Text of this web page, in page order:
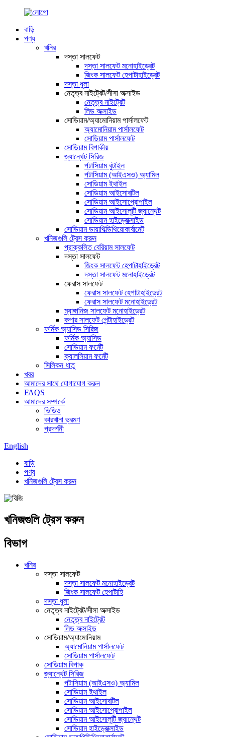
বাড়ি
পণ্য
খনির
দস্তা সালফেট
দস্তা সালফেট মনোহাইড্রেট
জিংক সালফেট হেপাটাহাইড্রেট
দস্তা ধুলা
নেতৃত্ব নাইট্রেট/সীসা অক্সাইড
নেতৃত্ব নাইট্রেট
লিড অক্সাইড
সোডিয়াম/অ্যামোনিয়াম পার্সালফেট
অ্যামোনিয়াম পার্সালফেট
সোডিয়াম পার্সালফেট
সোডিয়াম বিপাকীয়
জ্যান্থেট সিরিজ
পটাসিয়াম বুটাইল
পটাসিয়াম (আইএসও) অ্যামিল
সোডিয়াম ইথাইল
সোডিয়াম আইসোবটিল
সোডিয়াম আইসোপ্রোপাইল
সোডিয়াম আইসোলুটি জ্যান্থেট
সোডিয়াম হাইড্রোক্সাইড
সোডিয়াম ডায়াথিল্ডিথিয়োকার্বামেট
খনিজগুলি ট্রেস করুন
প্রাক্কলিত বেরিয়াম সালফেট
দস্তা সালফেট
জিংক সালফেট হেপাটাহাইড্রেট
দস্তা সালফেট মনোহাইড্রেট
ফেরাস সালফেট
ফেরাস সালফেট হেপাটাহাইড্রেট
ফেরাস সালফেট মনোহাইড্রেট
ম্যাঙ্গানিজ সালফেট মনোহাইড্রেট
কপার সালফেট পেন্টাহাইড্রেট
ফর্মিক অ্যাসিড সিরিজ
ফর্মিক অ্যাসিড
সোডিয়াম ফর্মেট
ক্যালসিয়াম ফর্মেট
সিলিকন ধাতু
খবর
আমাদের সাথে যোগাযোগ করুন
FAQS
আমাদের সম্পর্কে
ভিডিও
কারখানা ভ্রমণ
প্রদর্শনী
English
বাড়ি
পণ্য
খনিজগুলি ট্রেস করুন
খনিজগুলি ট্রেস করুন
বিভাগ
খনির
দস্তা সালফেট
দস্তা সালফেট মনোহাইড্রেট
জিংক সালফেট হেপাটাহি
দস্তা ধুলা
নেতৃত্ব নাইট্রেট/সীসা অক্সাইড
নেতৃত্ব নাইট্রেট
লিড অক্সাইড
সোডিয়াম/অ্যামোনিয়াম
অ্যামোনিয়াম পার্সালফেট
সোডিয়াম পার্সালফেট
সোডিয়াম বিপাক
জ্যান্থেট সিরিজ
পটাসিয়াম (আইএসও) অ্যামিল
সোডিয়াম ইথাইল
সোডিয়াম আইসোবটিল
সোডিয়াম আইসোপ্রোপাইল
সোডিয়াম আইসোলুটি জ্যান্থেট
সোডিয়াম হাইড্রোক্সাইড